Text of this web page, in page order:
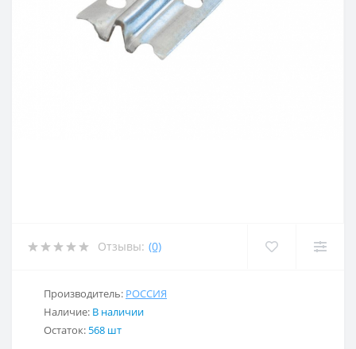
Отзывы: (0)
Производитель: РОССИЯ
Наличие: В наличии
Остаток: 568 шт